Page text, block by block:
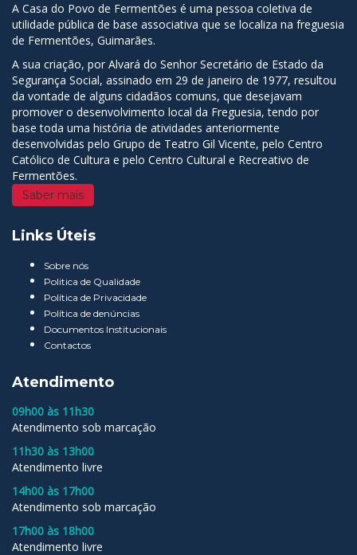
A Casa do Povo de Fermentões é uma pessoa coletiva de
utilidade pública de base associativa que se localiza na freguesia
de Fermentões, Guimarães.
A sua criação, por Alvará do Senhor Secretário de Estado da
Segurança Social, assinado em 29 de janeiro de 1977, resultou
da vontade de alguns cidadãos comuns, que desejavam
promover o desenvolvimento local da Freguesia, tendo por
base toda uma história de atividades anteriormente
desenvolvidas pelo Grupo de Teatro Gil Vicente, pelo Centro
Católico de Cultura e pelo Centro Cultural e Recreativo de
Fermentões.
Saber mais
Links Úteis
Sobre nós
Politica de Qualidade
Política de Privacidade
Política de denúncias
Documentos Institucionais
Contactos
Atendimento
09h00 às 11h30
Atendimento sob marcação
11h30 às 13h00
Atendimento livre
14h00 às 17h00
Atendimento sob marcação
17h00 às 18h00
Atendimento livre